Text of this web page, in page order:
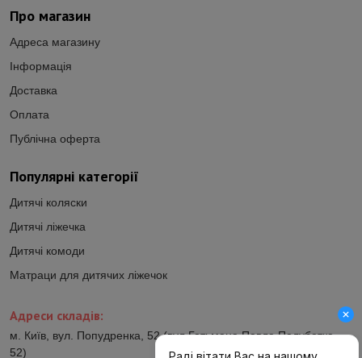
Популярні категорії
Дитячі коляски
Дитячі ліжечка
Дитячі комоди
Матраци для дитячих ліжечок
Про магазин
Адреса магазину
Інформація
Доставка
Оплата
Публічна оферта
Адреси складів:
м. Київ, вул. Попудренка, 52 (вул.Гетьмана Павла Полуботка,
52)